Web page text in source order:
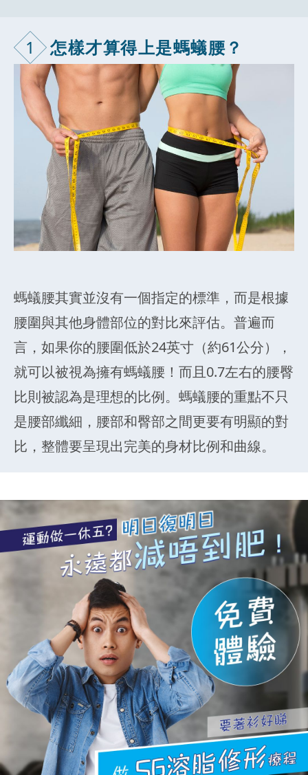
1 怎樣才算得上是螞蟻腰？
螞蟻腰其實並沒有一個指定的標準，而是根據
腰圍與其他身體部位的對比來評估。普遍而
言，如果你的腰圍低於24英寸（約61公分），
就可以被視為擁有螞蟻腰！而且0.7左右的腰臀
比則被認為是理想的比例。螞蟻腰的重點不只
是腰部纖細，腰部和臀部之間更要有明顯的對
比，整體要呈現出完美的身材比例和曲線。